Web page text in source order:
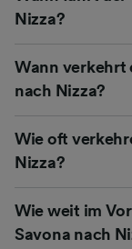
Nizza?
Wann verkehrt
nach Nizza?
Wie oft
Nizza?
Wie weit im
Savona nach